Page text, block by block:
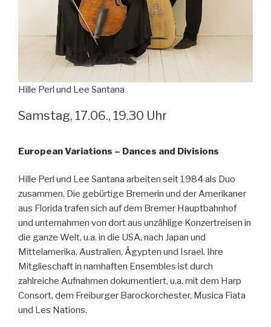
Hille Perl und Lee Santana
Samstag, 17.06., 19.30 Uhr
European Variations – Dances and Divisions
Hille Perl und Lee Santana arbeiten seit 1984 als Duo
zusammen. Die gebürtige Bremerin und der Amerikaner
aus Florida trafen sich auf dem Bremer Hauptbahnhof
und unternahmen von dort aus unzählige Konzertreisen in
die ganze Welt, u.a. in die USA, nach Japan und
Mittelamerika, Australien, Ägypten und Israel. Ihre
Mitglieschaft in namhaften Ensembles ist durch
zahlreiche Aufnahmen dokumentiert, u.a. mit dem Harp
Consort, dem Freiburger Barockorchester, Musica Fiata
und Les Nations.